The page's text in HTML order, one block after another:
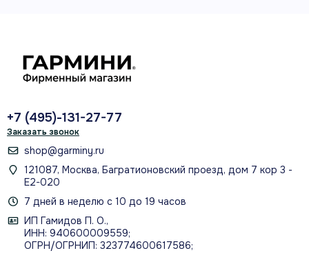
+7 (495)-131-27-77
Заказать звонок
shop@garminy.ru
121087, Москва, Багратионовский проезд, дом 7 кор 3 -
Е2-020
7 дней в неделю с 10 до 19 часов
ИП Гамидов П. О.,
ИНН: 940600009559;
ОГРН/ОГРНИП: 323774600617586;